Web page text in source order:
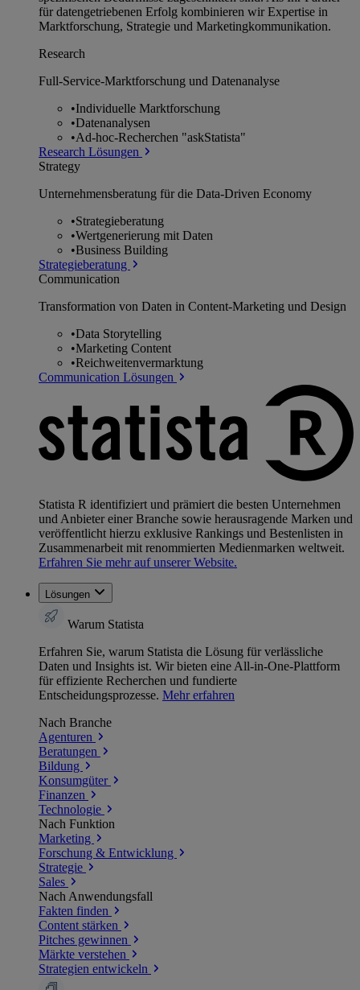
für datengetriebenen Erfolg kombinieren wir Expertise in
Marktforschung, Strategie und Marketingkommunikation.
Research
Full-Service-Marktforschung und Datenanalyse
•Individuelle Marktforschung
•Datenanalysen
•Ad-hoc-Recherchen "askStatista"
Research Lösungen
Strategy
Unternehmens­beratung für die Data-Driven Economy
•Strategieberatung
•Wertgenerierung mit Daten
•Business Building
Strategieberatung
Communication
Transformation von Daten in Content-Marketing und Design
•Data Storytelling
•Marketing Content
•Reichweitenvermarktung
Communication Lösungen
Statista R identifiziert und prämiert die besten Unternehmen
und Anbieter einer Branche sowie herausragende Marken und
veröffentlicht hierzu exklusive Rankings und Bestenlisten in
Zusammenarbeit mit renommierten Medienmarken weltweit.
Erfahren Sie mehr auf unserer Website.
Lösungen
Warum Statista
Erfahren Sie, warum Statista die Lösung für verlässliche
Daten und Insights ist. Wir bieten eine All-in-One-Plattform
für effiziente Recherchen und fundierte
Entscheidungsprozesse. Mehr erfahren
Nach Branche
Agenturen
Beratungen
Bildung
Konsumgüter
Finanzen
Technologie
Nach Funktion
Marketing
Forschung & Entwicklung
Strategie
Sales
Nach Anwendungsfall
Fakten finden
Content stärken
Pitches gewinnen
Märkte verstehen
Strategien entwickeln